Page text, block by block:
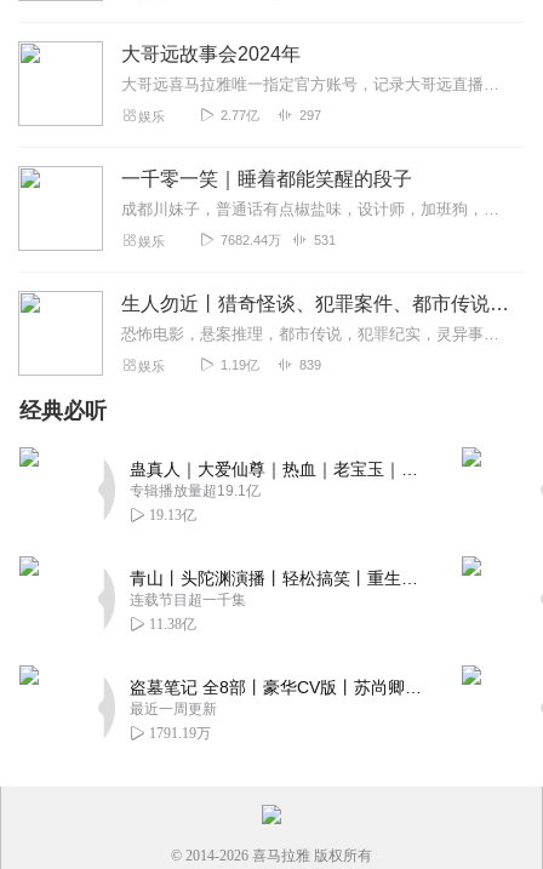
大哥远故事会2024年
大哥远喜马拉雅唯一指定官方账号，记录大哥远直播时讲述每段故事会，用最接地气的东北话带你身临其境走进每一段故事会，你笑了就行，不要纠结故事的真实性。故事消失的就是...
娱乐 2.77亿 297
一千零一笑｜睡着都能笑醒的段子
成都川妹子，普通话有点椒盐味，设计师，加班狗，每周一单更，欢迎订阅。【主播有声书系列一键直达】适合小学到高中青少年听的趣味故事有声书：孩子最爱的启智笑话书越听...
娱乐 7682.44万 531
生人勿近丨猎奇怪谈、犯罪案件、都市传说、未解之谜
恐怖电影，悬案推理，都市传说，犯罪纪实，灵异事件，自然灾难，未解之谜。＞＞点击加入西米团，从一桩桩奇闻异录中，窥探人性的善恶。这里没有刻意的语气渲染，也没有凭空...
娱乐 1.19亿 839
经典必听
专辑播放量超19.1亿
19.13亿
连载节目超一千集
11.38亿
最近一周更新
1791.19万
© 2014-2026 喜马拉雅 版权所有